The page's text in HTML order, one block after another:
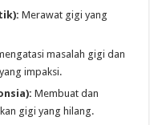
Merawat gigi yang
masalah gigi dan
impaksi.
Membuat dan
gigi yang hilang.